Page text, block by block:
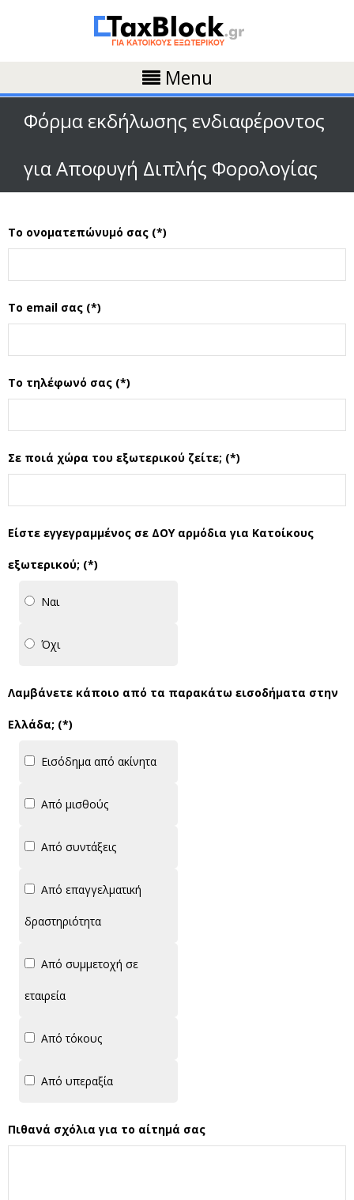
Menu
Φόρμα εκδήλωσης ενδιαφέροντος
για Αποφυγή Διπλής Φορολογίας
Το ονοματεπώνυμό σας (*)
Το email σας (*)
Το τηλέφωνό σας (*)
Σε ποιά χώρα του εξωτερικού ζείτε; (*)
Είστε εγγεγραμμένος σε ΔΟΥ αρμόδια για Κατοίκους
εξωτερικού; (*)
Ναι
Όχι
Λαμβάνετε κάποιο από τα παρακάτω εισοδήματα στην
Ελλάδα; (*)
Εισόδημα από ακίνητα
Από μισθούς
Από συντάξεις
Από επαγγελματική
δραστηριότητα
Από συμμετοχή σε
εταιρεία
Από τόκους
Από υπεραξία
Πιθανά σχόλια για το αίτημά σας